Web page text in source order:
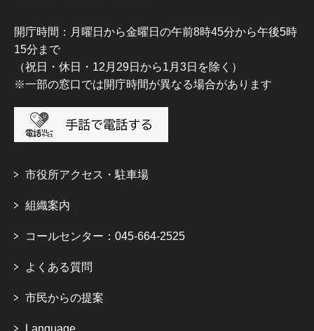
開庁時間：月曜日から金曜日の午前8時45分から午後5時
15分まで
（祝日・休日・12月29日から1月3日を除く）
※一部の窓口では開庁時間が異なる場合があります
市役所アクセス・駐車場
組織案内
コールセンター：045-664-2525
よくある質問
市民からの提案
Language